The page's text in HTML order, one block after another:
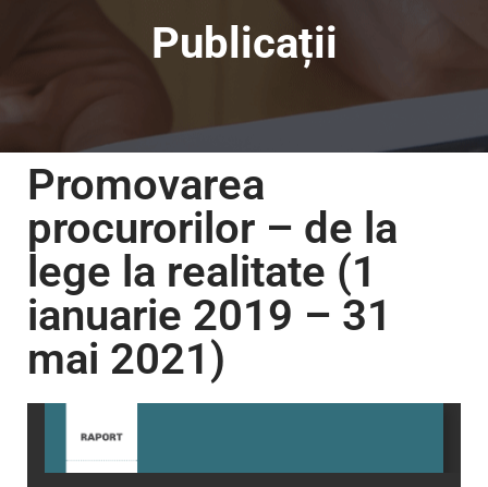
Publicații
Promovarea
procurorilor – de la
lege la realitate (1
ianuarie 2019 – 31
mai 2021)